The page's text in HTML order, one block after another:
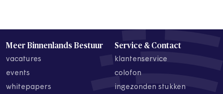
Meer Binnenlands Bestuur
vacatures
events
whitepapers
Service & Contact
klantenservice
colofon
ingezonden stukken